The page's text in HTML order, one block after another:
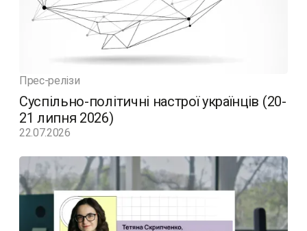
Прес-релізи
Суспільно-політичні настрої українців (20-
21 липня 2026)
22.07.2026